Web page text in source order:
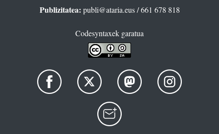
Publizitatea: publi@ataria.eus/ 661 678 818
Codesyntaxek garatua